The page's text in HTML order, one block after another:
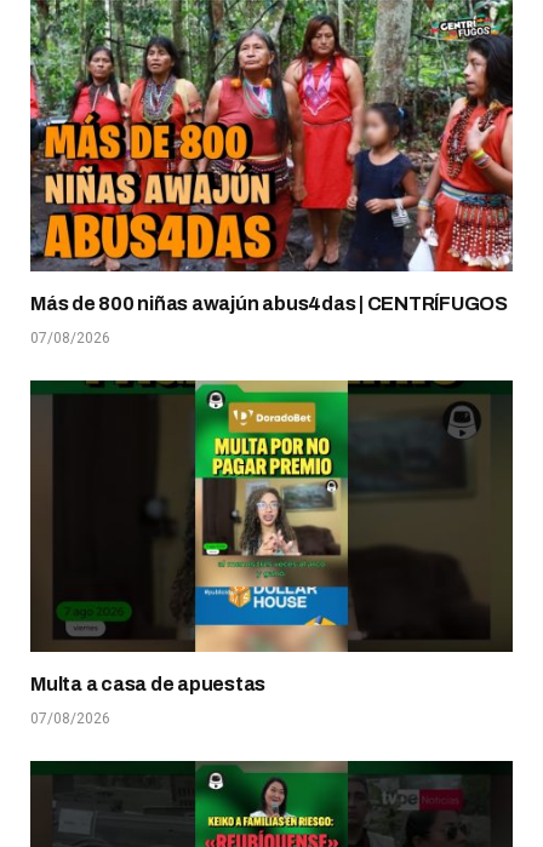
Más de 800 niñas awajún abus4das | CENTRÍFUGOS
07/08/2026
Multa a casa de apuestas
07/08/2026